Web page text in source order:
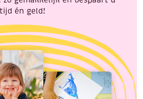
én geld!